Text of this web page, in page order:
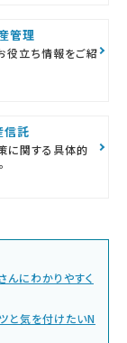
管理
役立ち情報をご紹
信託
に関する具体的
んにわかりやすく
と気を付けたいN